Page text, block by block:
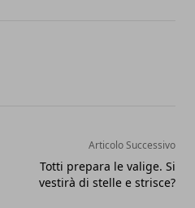
Articolo Successivo
Totti prepara le valige. Si
vestirà di stelle e strisce?